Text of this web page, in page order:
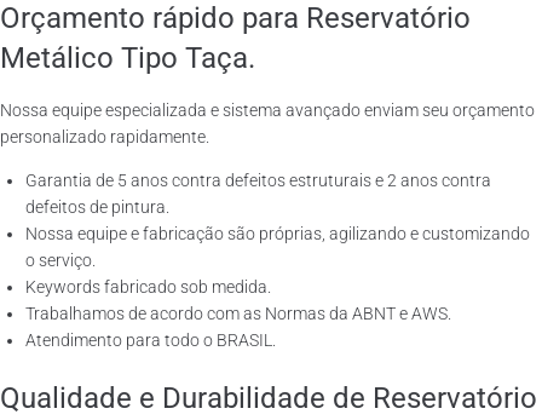
Orçamento rápido para Reservatório
Metálico Tipo Taça.
Nossa equipe especializada e sistema avançado enviam seu orçamento
personalizado rapidamente.
Garantia de 5 anos contra defeitos estruturais e 2 anos contra
defeitos de pintura.
Nossa equipe e fabricação são próprias, agilizando e customizando
o serviço.
Keywords fabricado sob medida.
Trabalhamos de acordo com as Normas da ABNT e AWS.
Atendimento para todo o BRASIL.
Qualidade e Durabilidade de Reservatório